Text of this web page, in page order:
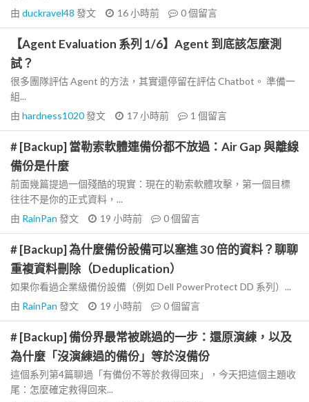
由 duckravel48 發文 16 小時前 0個留言
【Agent Evaluation 系列 1/6】Agent 到底該怎麼測
試？
很多團隊評估 Agent 的方法，其實還停留在評估 Chatbot。 準備一
組...
由 hardness1020發文 17 小時前 1 個留言
# [Backup] 當勒索軟體連備份都不放過：Air Gap 與離線
備份是什麼
前面幾篇提過一個殘酷的現實：現在的勒索軟體攻擊，第一個目標
往往不是你的正式資料，...
由 RainPan 發文 19 小時前 0個留言
# [Backup] 為什麼備份設備可以塞進 30 倍的資料？聊聊
重複資料刪除（Deduplication）
如果你看過企業級備份設備（例如 Dell PowerProtect DD 系列）...
由 RainPan 發文 19 小時前 0個留言
# [Backup] 備份界最常被跳過的一步：還原演練，以及
為什麼「沒演練過的備份」等於沒備份
這個系列第4篇聊過「有備份不等於救得回來」，今天把這個主題收
尾：怎麼確定救得回來...